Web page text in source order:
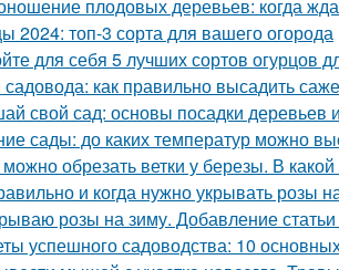
плодовых деревьев: когда
2024: топ-3 сорта для вашего огорода
для себя 5 лучших сортов огурцов
садовода: как правильно высадить
свой сад: основы посадки деревьев
сады: до каких температур можно
можно обрезать ветки у березы. В
и когда нужно укрывать розы
розы на зиму. Добавление
успешного садоводства: 10